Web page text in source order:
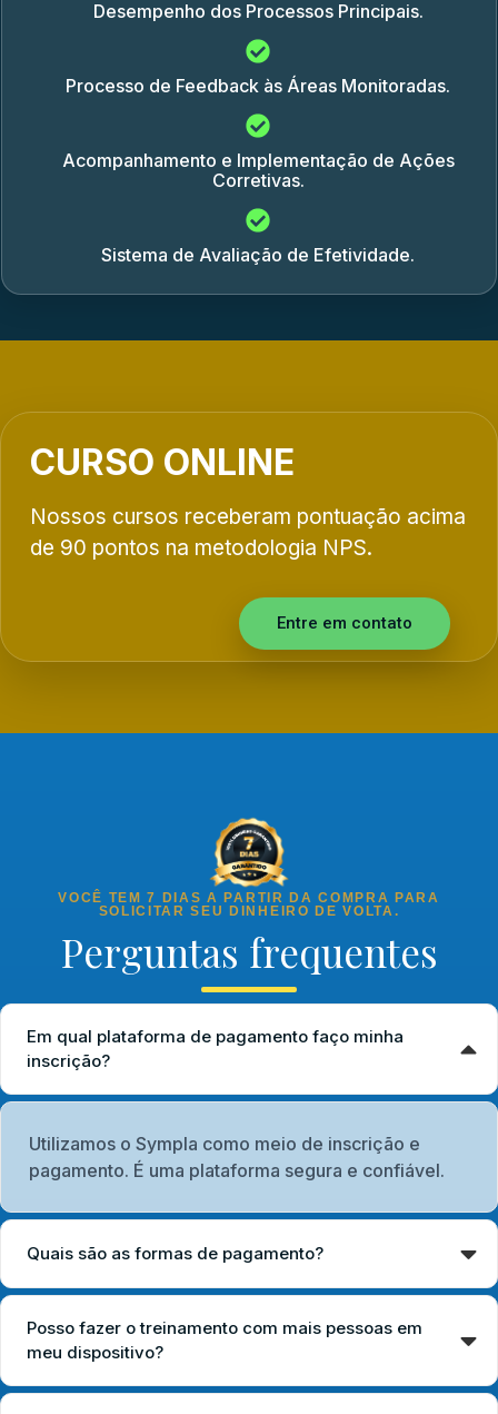
Desempenho dos Processos Principais.
Processo de Feedback às Áreas Monitoradas.
Acompanhamento e Implementação de Ações
Corretivas.
Sistema de Avaliação de Efetividade.
CURSO ONLINE
Nossos cursos receberam pontuação acima
de 90 pontos na metodologia NPS.
Entre em contato
VOCÊ TEM 7 DIAS A PARTIR DA COMPRA PARA
SOLICITAR SEU DINHEIRO DE VOLTA.
Perguntas frequentes
Em qual plataforma de pagamento faço minha
inscrição?
Utilizamos o Sympla como meio de inscrição e
pagamento. É uma plataforma segura e confiável.
Quais são as formas de pagamento?
Posso fazer o treinamento com mais pessoas em
meu dispositivo?